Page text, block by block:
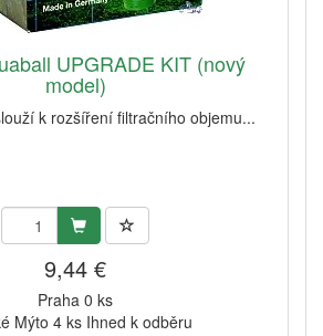
UPGRADE KIT (nový
model)
k rozšíření filtračního objemu...
9,44 €
Praha 0 ks
Mýto 4 ks Ihned k odběru